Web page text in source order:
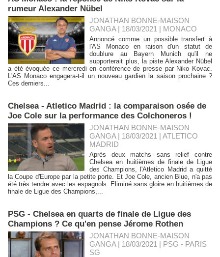
rumeur Alexander Nübel
JONATHAN BONNE-MAISON
GANGA | 18/03/2021 | MONACO
Annoncé comme un possible transfert à
l'AS Monaco en raison d'un statut de
doublure au Bayern Munich qu'il ne
supporterait plus, la piste Alexander Nübel
a été évoquée ce mercredi en conférence de presse par Niko Kovac.
L'AS Monaco engagera-t-il un nouveau gardien la saison prochaine ?
Ces derniers...
Chelsea - Atletico Madrid : la comparaison osée de
Joe Cole sur la performance des Colchoneros !
JONATHAN BONNE-MAISON
GANGA | 18/03/2021 |ATLETICO
MADRID
Après deux matchs sans relief contre
Chelsea en huitièmes de finale de Ligue
des Champions, l'Atletico Madrid a quitté
la Coupe d'Europe par la petite porte. Et Joe Cole, ancien Blue, n'a pas
été très tendre avec les espagnols. Eliminé sans gloire en huitièmes de
finale de Ligue des Champions,...
PSG - Chelsea en quarts de finale de Ligue des
Champions ? Ce qu'en pense Jérome Rothen
JONATHAN BONNE-MAISON
GANGA | 18/03/2021 | PSG - PARIS
SG